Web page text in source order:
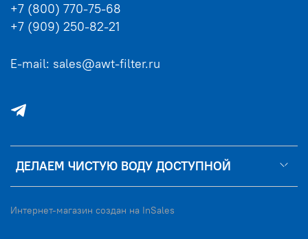
ДЕЛАЕМ ЧИСТУЮ ВОДУ ДОСТУПНОЙ
+7 (800) 770-75-68
+7 (909) 250-82-21
E-mail: sales@awt-filter.ru
Интернет-магазин создан на InSales